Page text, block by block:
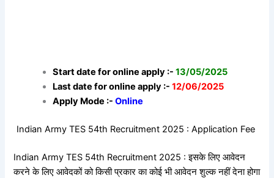
Start date for online apply :-13/05/2025
Last date for online apply :-12/06/2025
Apply Mode :-Online
Indian Army TES 54th Recruitment 2025 : Application Fee
Indian Army TES 54th Recruitment 2025 : इसके लिए आवेदन
करने के लिए आवेदकों को किसी प्रकार का कोई भी आवेदन शुल्क नहीं देना होगा